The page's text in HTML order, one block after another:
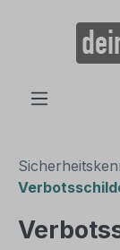
springen